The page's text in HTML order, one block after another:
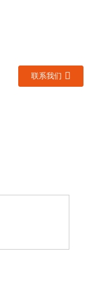
联系我们